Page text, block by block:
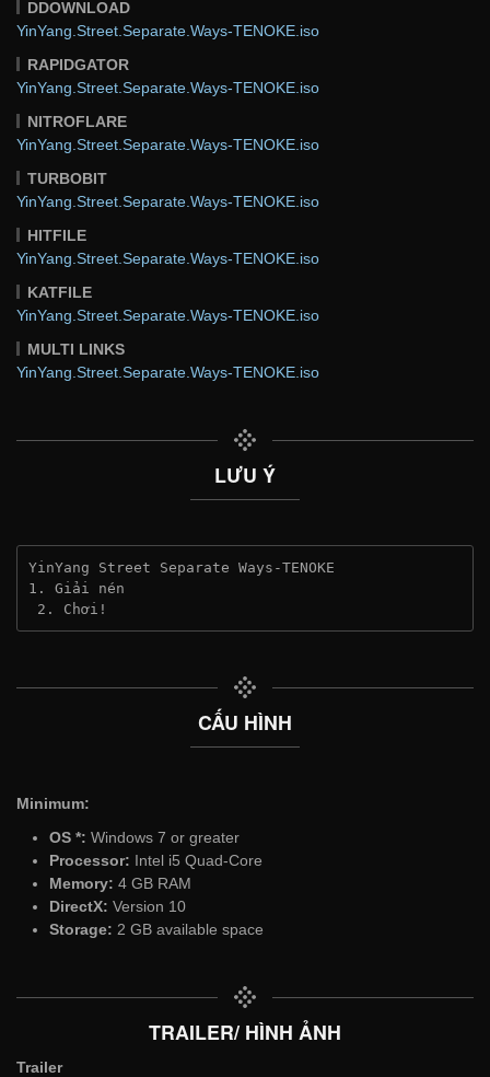
DDOWNLOAD
YinYang.Street.Separate.Ways-TENOKE.iso
RAPIDGATOR
YinYang.Street.Separate.Ways-TENOKE.iso
NITROFLARE
YinYang.Street.Separate.Ways-TENOKE.iso
TURBOBIT
YinYang.Street.Separate.Ways-TENOKE.iso
HITFILE
YinYang.Street.Separate.Ways-TENOKE.iso
KATFILE
YinYang.Street.Separate.Ways-TENOKE.iso
MULTI LINKS
YinYang.Street.Separate.Ways-TENOKE.iso
LƯU Ý
YinYang Street Separate Ways-TENOKE
1. Giải nén
2. Chơi!
CẤU HÌNH
Minimum:
OS *: Windows 7 or greater
Processor: Intel i5 Quad-Core
Memory: 4 GB RAM
DirectX: Version 10
Storage: 2 GB available space
TRAILER/ HÌNH ẢNH
Trailer